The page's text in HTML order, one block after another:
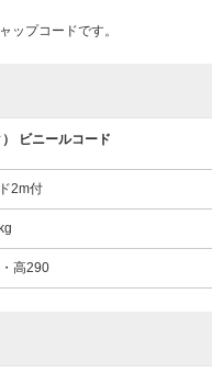
ップコードです。
ビニールコード
2m付
高290